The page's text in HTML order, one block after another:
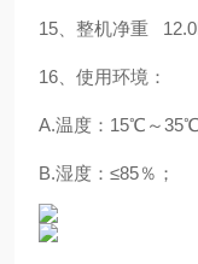
15、整机净重
16、使用环境：
A.温度：15℃～35℃
B.湿度：≤85％；